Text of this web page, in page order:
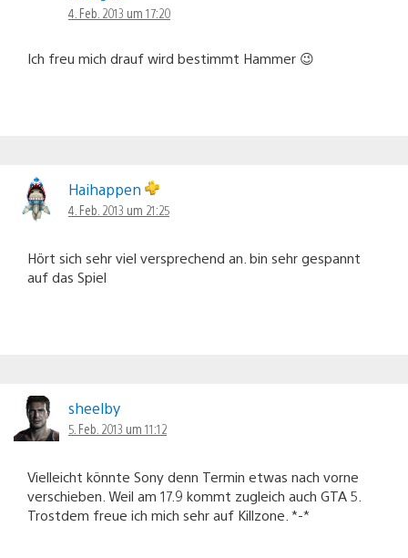
4. Feb. 2013 um 17:20
Ich freu mich drauf wird bestimmt Hammer 😉
Haihappen
4. Feb. 2013 um 21:25
Hört sich sehr viel versprechend an. bin sehr gespannt
auf das Spiel
sheelby
5. Feb. 2013 um 11:12
Vielleicht könnte Sony denn Termin etwas nach vorne
verschieben. Weil am 17.9 kommt zugleich auch GTA 5.
Trostdem freue ich mich sehr auf Killzone. *-*